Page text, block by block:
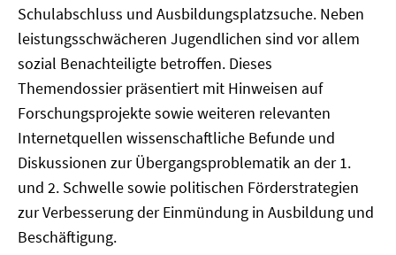
Schulabschluss und Ausbildungsplatzsuche. Neben
leistungsschwächeren Jugendlichen sind vor allem
sozial Benachteiligte betroffen. Dieses
Themendossier präsentiert mit Hinweisen auf
Forschungsprojekte sowie weiteren relevanten
Internetquellen wissenschaftliche Befunde und
Diskussionen zur Übergangsproblematik an der 1.
und 2. Schwelle sowie politischen Förderstrategien
zur Verbesserung der Einmündung in Ausbildung und
Beschäftigung.